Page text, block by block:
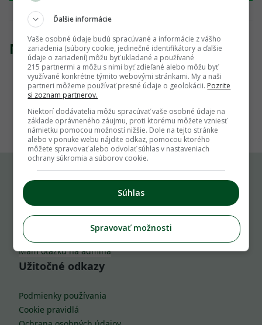
Nenašli sme žiadny produkt
1
Komu môžeš napísať
info@zahrada.sk
Nahlás chybu
Mám otázku na admina
Užitočné odkazy
Podmienky používania
Cookie pravidlá
Ďalšie informácie
Vaše osobné údaje budú spracúvané a informácie z vášho
zariadenia (súbory cookie, jedinečné identifikátory a ďalšie
údaje o zariadení) môžu byť ukladané a používané
215 partnermi a môžu s nimi byť zdieľané alebo môžu byť
využívané konkrétne týmito webovými stránkami. My a naši
partneri môžeme používať presné údaje o geolokácii. Pozrite
si zoznam partnerov.
Niektorí dodávatelia môžu spracúvať vaše osobné údaje na
základe oprávneného záujmu, proti ktorému môžete vzniesť
námietku pomocou možností nižšie. Dole na tejto stránke
alebo v ponuke webu nájdite odkaz, pomocou ktorého
môžete spravovať alebo odvolať súhlas v nastaveniach
ochrany súkromia a súborov cookie.
Súhlas
Spravovať možnosti